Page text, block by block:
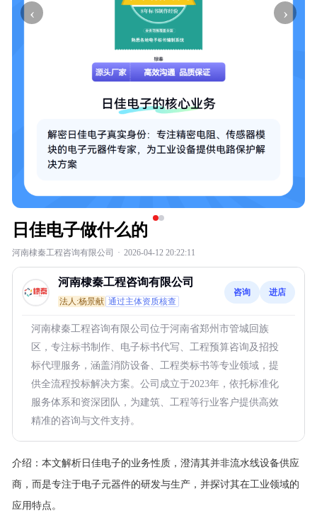
‹ ›
日佳电子做什么的
河南棣秦工程咨询有限公司 · 2026-04-12 20:22:11
河南棣秦工程咨询有限公司
法人:杨景献 通过主体资质核查
咨询 进店
河南棣秦工程咨询有限公司位于河南省郑州市管城回族
区，专注标书制作、电子标书代写、工程预算咨询及招投
标代理服务，涵盖消防设备、工程类标书等专业领域，提
供全流程投标解决方案。公司成立于2023年，依托标准化
服务体系和资深团队，为建筑、工程等行业客户提供高效
精准的咨询与文件支持。
介绍： 本文解析日佳电子的业务性质，澄清其并非流水线设备供应
商，而是专注于电子元器件的研发与生产，并探讨其在工业领域的
应用特点。